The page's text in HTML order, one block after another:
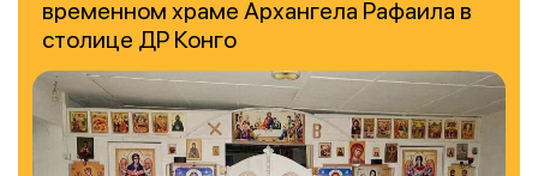
временном храме Архангела Рафаила в
столице ДР Конго